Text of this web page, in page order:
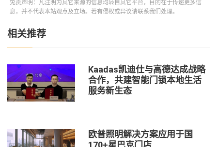
免责声明：凡注明为其它来源的信息均转自其它平台，目的在于传递更多信
息，并不代表本站观点及立场。若有侵权或异议请联系我们处理。
相关推荐
Kaadas凯迪仕与高德达成战略
合作，共建智能门锁本地生活
服务新生态
欧普照明解决方案应用于国
170+星巴克门店